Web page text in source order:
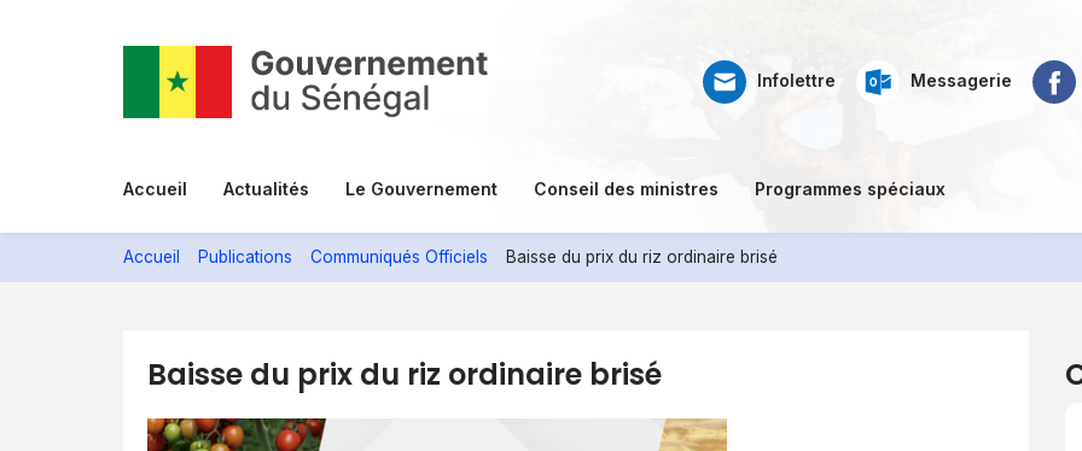
WebInfolettre Messagerie
Menu
principal
Accueil Actualités Le Gouvernement Conseil des ministres Programmes spéciaux
Accueil Publications Communiqués Officiels Baisse du prix du riz ordinaire brisé
Baisse du prix du riz ordinaire brisé